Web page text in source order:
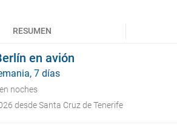
RESUMEN
en avión
7 días
noches
desde Santa Cruz de Tenerife